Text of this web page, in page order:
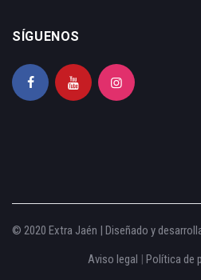
SÍGUENOS
© 2020 Extra Jaén | Diseñado y
Aviso legal | Política de